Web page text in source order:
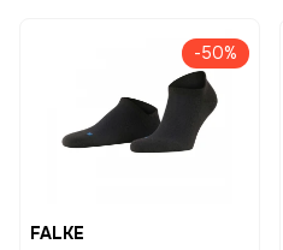
-50%
FALKE